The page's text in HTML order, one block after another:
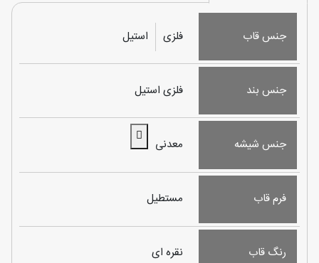
جنس قاب فلزی استیل
جنس بند فلزی استیل
جنس شیشه معدنی
فرم قاب مستطیل
رنگ قاب نقره ای